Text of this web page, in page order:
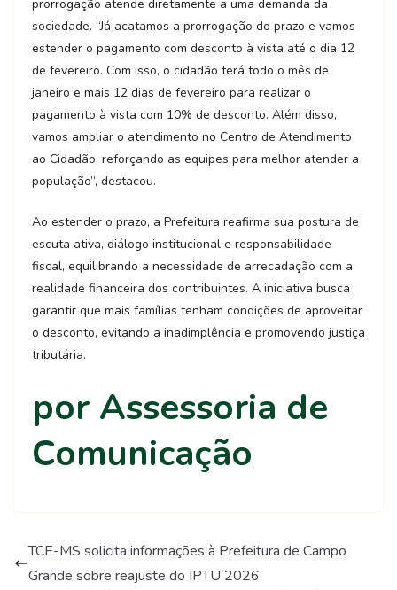
prorrogação atende diretamente a uma demanda da
sociedade. “Já acatamos a prorrogação do prazo e vamos
estender o pagamento com desconto à vista até o dia 12
de fevereiro. Com isso, o cidadão terá todo o mês de
janeiro e mais 12 dias de fevereiro para realizar o
pagamento à vista com 10% de desconto. Além disso,
vamos ampliar o atendimento no Centro de Atendimento
ao Cidadão, reforçando as equipes para melhor atender a
população”, destacou.
Ao estender o prazo, a Prefeitura reafirma sua postura de
escuta ativa, diálogo institucional e responsabilidade
fiscal, equilibrando a necessidade de arrecadação com a
realidade financeira dos contribuintes. A iniciativa busca
garantir que mais famílias tenham condições de aproveitar
o desconto, evitando a inadimplência e promovendo justiça
tributária.
por Assessoria de
Comunicação
TCE-MS solicita informações à Prefeitura de Campo
Grande sobre reajuste do IPTU 2026